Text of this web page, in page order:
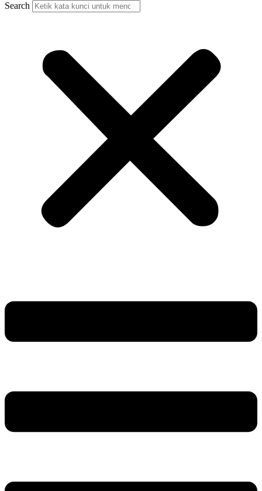
Search